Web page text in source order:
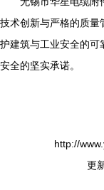
技术创新与严格的质量
护建筑与工业安全的可
安全的坚实承诺。
http://
更